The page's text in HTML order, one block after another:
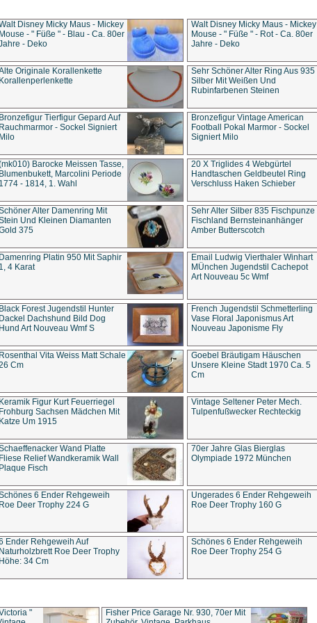
Disney Micky Maus - Mickey
Mouse - " Füße " - Blau - Ca. 80er
- Deko
Walt Disney Micky Maus - Mickey
Mouse - " Füße " - Rot - Ca. 80er
Jahre - Deko
Originale Korallenkette
Korallenperlenkette
Sehr Schöner Alter Ring Aus 935
Silber Mit Weißen Und
Rubinfarbenen Steinen
Bronzefigur Tierfigur Gepard Auf
Rauchmarmor - Sockel Signiert
Milo
Bronzefigur Vintage American
Football Pokal Marmor - Sockel
Signiert Milo
Barocke Meissen Tasse,
Blumenbukett, Marcolini Periode
1774 - 1814, 1. Wahl
20 X Triglides 4 Webgürtel
Handtaschen Geldbeutel Ring
Verschluss Haken Schieber
Alter Damenring Mit
Und Kleinen Diamanten
375
Sehr Alter Silber 835 Fischpunze
Fischland Bernsteinanhänger
Amber Butterscotch
Damenring Platin 950 Mit Saphir
1, 4 Karat
Email Ludwig Vierthaler Winhart
MÜnchen Jugendstil Cachepot
Art Nouveau 5c Wmf
Black Forest Jugendstil Hunter
Dackel Dachshund Bild Dog
Hund Art Nouveau Wmf S
French Jugendstil Schmetterling
Vase Floral Japonismus Art
Nouveau Japonisme Fly
Rosenthal Vita Weiss Matt Schale
Cm
Goebel Bräutigam Häuschen
Unsere Kleine Stadt 1970 Ca. 5
Cm
Keramik Figur Kurt Feuerriegel
Frohburg Sachsen Mädchen Mit
Katze Um 1915
Vintage Seltener Peter Mech.
Tulpenfußwecker Rechteckig
Wand Platte
Fliese Relief Wandkeramik Wall
Plaque Fisch
70er Jahre Glas Bierglas
Olympiade 1972 München
6 Ender Rehgeweih
Roe Deer Trophy 224 G
Ungerades 6 Ender Rehgeweih
Roe Deer Trophy 160 G
Ender Rehgeweih Auf
Naturholzbrett Roe Deer Trophy
Höhe: 34 Cm
Schönes 6 Ender Rehgeweih
Roe Deer Trophy 254 G
"
Fisher Price Garage Nr. 930, 70er Mit